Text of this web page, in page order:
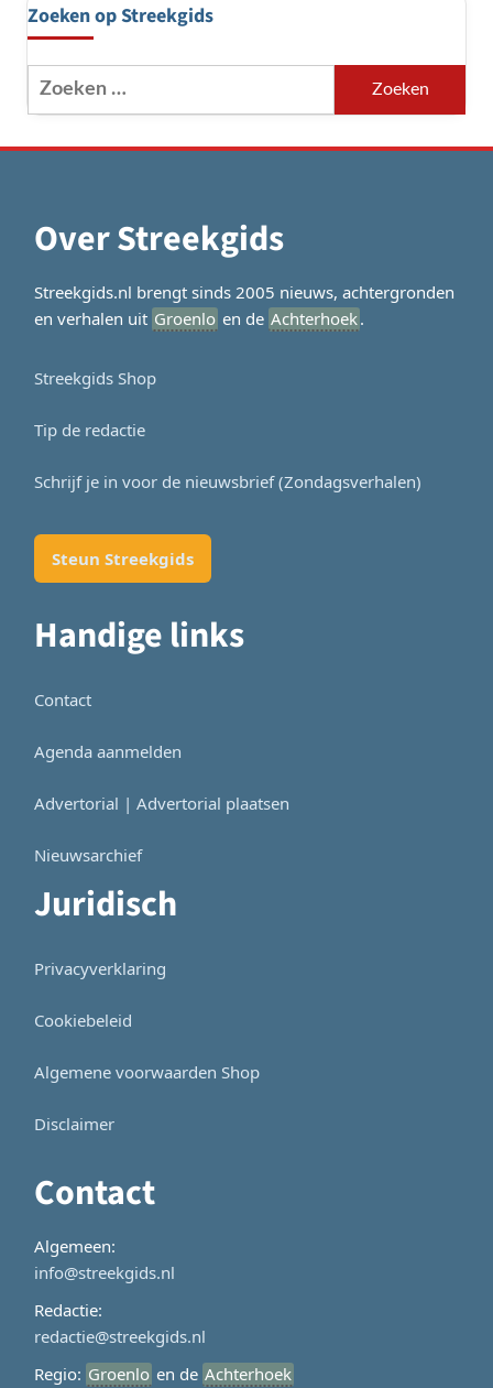
Zoeken op Streekgids
Zoeken
naar:
Over Streekgids
Streekgids.nl brengt sinds 2005 nieuws, achtergronden
en verhalen uit Groenlo en de Achterhoek.
Streekgids Shop
Tip de redactie
Schrijf je in voor de nieuwsbrief (Zondagsverhalen)
Steun Streekgids
Handige links
Contact
Agenda aanmelden
Advertorial | Advertorial plaatsen
Nieuwsarchief
Juridisch
Privacyverklaring
Cookiebeleid
Algemene voorwaarden Shop
Disclaimer
Contact
Algemeen:
info@streekgids.nl
Redactie:
redactie@streekgids.nl
Regio: Groenlo en de Achterhoek